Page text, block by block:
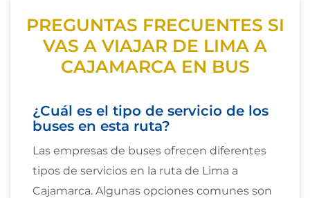
PREGUNTAS FRECUENTES SI
VAS A VIAJAR DE LIMA A
CAJAMARCA EN BUS
¿Cuál es el tipo de servicio de los
buses en esta ruta?
Las empresas de buses ofrecen diferentes
tipos de servicios en la ruta de Lima a
Cajamarca. Algunas opciones comunes son